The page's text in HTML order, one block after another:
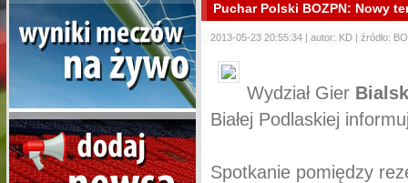
Puchar Polski BOZPN: Nowy
2013-05-23 20:55:34 | autor: KD | źródło:
Wydział Gier
Białej Podlaskiej
Spotkanie pomiędzy